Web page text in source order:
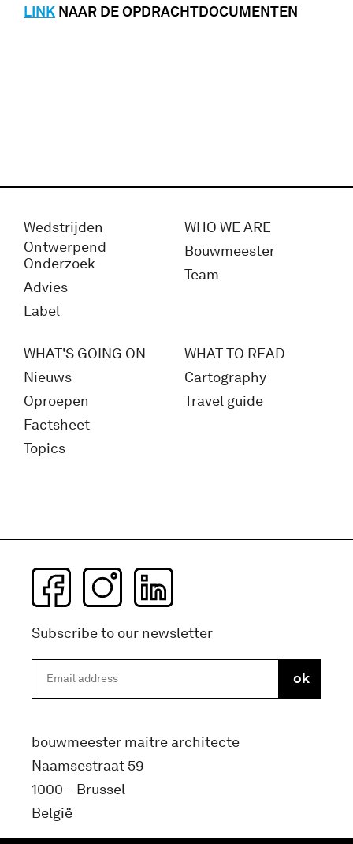
LINK NAAR DE OPDRACHTDOCUMENTEN
Wedstrijden
Ontwerpend
Onderzoek
Advies
Label
WHO WE ARE
Bouwmeester
Team
WHAT'S GOING ON
Nieuws
Oproepen
Factsheet
Topics
WHAT TO READ
Cartography
Travel guide
Subscribe to our newsletter
bouwmeester maitre architecte
Naamsestraat 59
1000 – Brussel
België